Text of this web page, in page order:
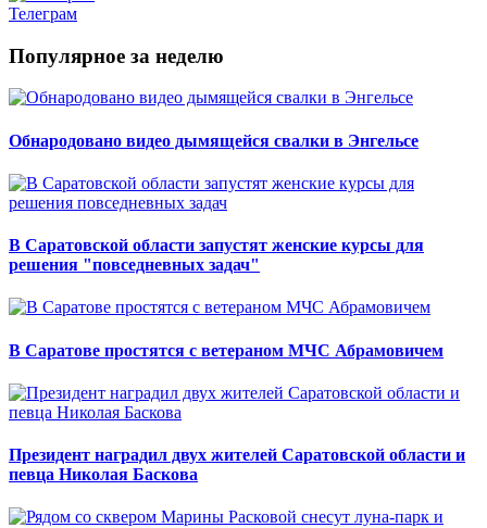
Телеграм
Популярное за неделю
Обнародовано видео дымящейся свалки в Энгельсе
В Саратовской области запустят женские курсы для
решения "повседневных задач"
В Саратове простятся с ветераном МЧС Абрамовичем
Президент наградил двух жителей Саратовской области и
певца Николая Баскова